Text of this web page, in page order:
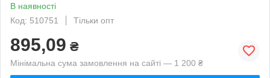
В наявності
Код: 510751
Тільки опт
895,09 ₴
Мінімальна сума замовлення на сайті — 1 200 ₴